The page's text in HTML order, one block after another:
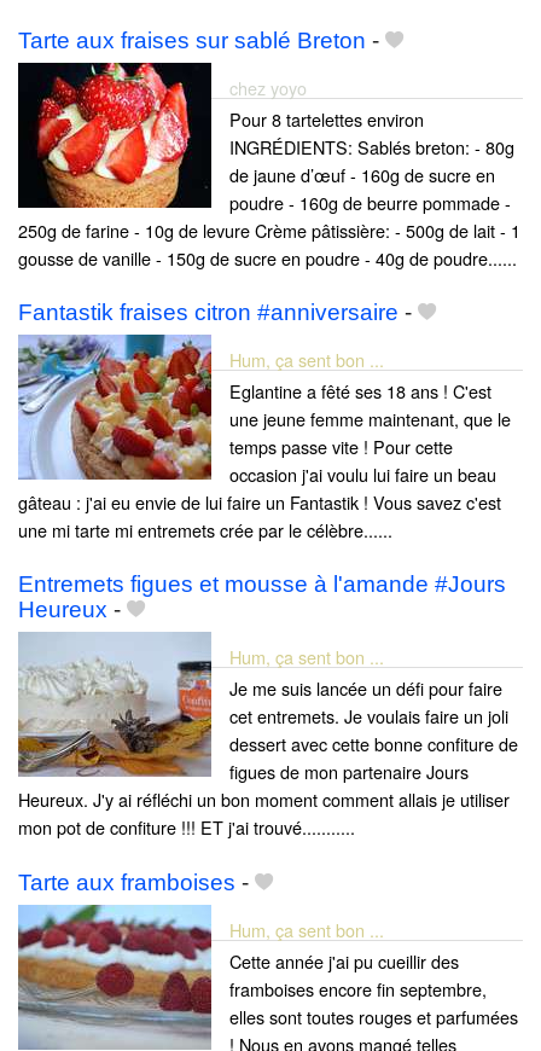
Tarte aux fraises sur sablé Breton -
chez yoyo
Pour 8 tartelettes environ
INGRÉDIENTS: Sablés breton: - 80g
de jaune d’œuf - 160g de sucre en
poudre - 160g de beurre pommade -
250g de farine - 10g de levure Crème pâtissière: - 500g de lait - 1
gousse de vanille - 150g de sucre en poudre - 40g de poudre......
Fantastik fraises citron #anniversaire -
Hum, ça sent bon ...
Eglantine a fêté ses 18 ans ! C'est
une jeune femme maintenant, que le
temps passe vite ! Pour cette
occasion j'ai voulu lui faire un beau
gâteau : j'ai eu envie de lui faire un Fantastik ! Vous savez c'est
une mi tarte mi entremets crée par le célèbre......
Entremets figues et mousse à l'amande #Jours
Heureux -
Hum, ça sent bon ...
Je me suis lancée un défi pour faire
cet entremets. Je voulais faire un joli
dessert avec cette bonne confiture de
figues de mon partenaire Jours
Heureux. J'y ai réfléchi un bon moment comment allais je utiliser
mon pot de confiture !!! ET j'ai trouvé...........
Tarte aux framboises -
Hum, ça sent bon ...
Cette année j'ai pu cueillir des
framboises encore fin septembre,
elles sont toutes rouges et parfumées
! Nous en avons mangé telles